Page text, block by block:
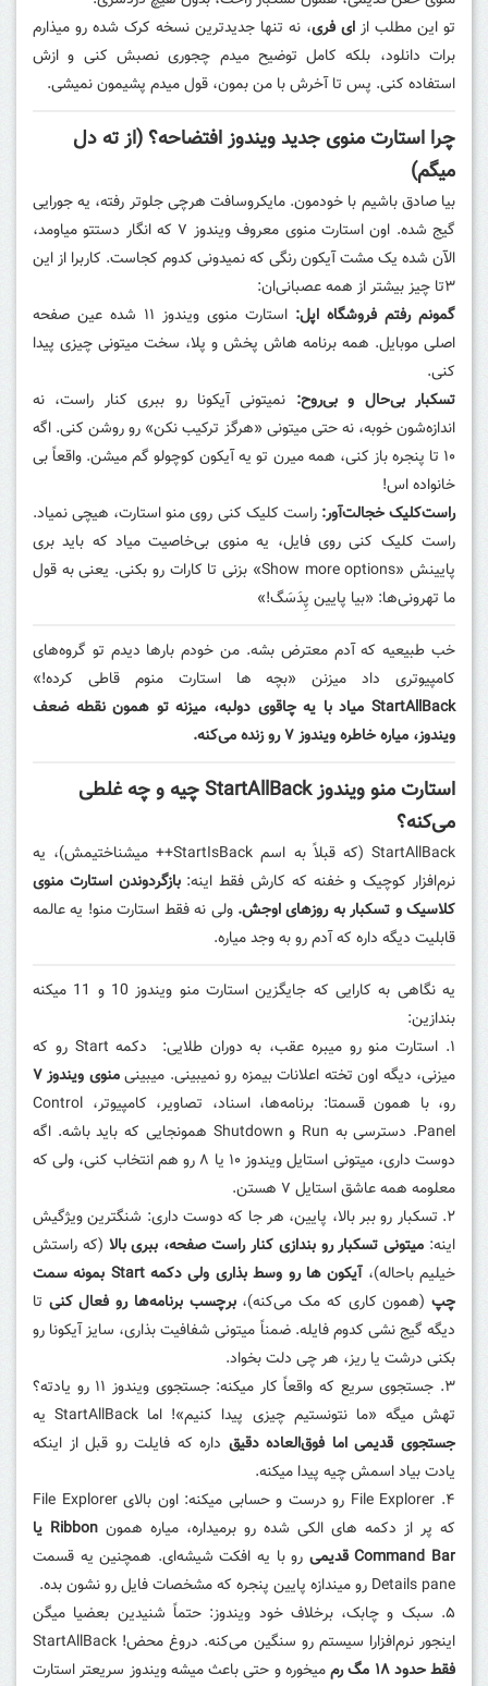
تو این مطلب از ای فری، نه تنها جدیدترین نسخه کرک شده رو میذارم
برات دانلود، بلکه کامل توضیح میدم چجوری نصبش کنی و ازش
استفاده کنی. پس تا آخرش با من بمون، قول میدم پشیمون نمیشی.
چرا استارت منوی جدید ویندوز افتضاحه؟ (از ته دل
میگم)
بیا صادق باشیم با خودمون. مایکروسافت هرچی جلوتر رفته، یه جورایی
گیج شده. اون استارت منوی معروف ویندوز ۷ که انگار دستتو میاومد،
الآن شده یک مشت آیکون رنگی که نمیدونی کدوم کجاست. کاربرا از این
۳تا چیز بیشتر از همه عصبانی‌ان:
گمونم رفتم فروشگاه اپل:
استارت منوی ویندوز ۱۱ شده عین صفحه
اصلی موبایل. همه برنامه هاش پخش و پلا، سخت میتونی چیزی پیدا
کنی.
تسکبار بی‌حال و بی‌روح: نمیتونی آیکونا رو ببری کنار راست، نه
اندازه‌شون خوبه، نه حتی میتونی «هرگز ترکیب نکن» رو روشن کنی. اگه
۱۰ تا پنجره باز کنی، همه میرن تو یه آیکون کوچولو گم میشن. واقعاً بی
خانواده اس!
راست‌کلیک خجالت‌آور: راست کلیک کنی روی منو استارت، هیچی نمیاد.
راست کلیک کنی روی فایل، یه منوی بی‌خاصیت میاد که باید بری
پایینش «Show more options» بزنی تا کارات رو بکنی. یعنی به قول
ما تهرونی‌ها: «بیا پایین پِدَسَگ!»
خب طبیعیه که آدم معترض بشه. من خودم بارها دیدم تو گروه‌های
کامپیوتری داد میزنن «بچه ها استارت منوم قاطی کرده!»
StartAllBack میاد با یه چاقوی دولبه، میزنه تو همون نقطه ضعف
ویندوز، میاره خاطره ویندوز ۷ رو زنده می‌کنه.
استارت منو ویندوز StartAllBack چیه و چه غلطی
می‌کنه؟
StartAllBack (که قبلاً به اسم StartIsBack++ میشناختیمش)، یه
نرم‌افزار کوچیک و خفنه که کارش فقط اینه:بازگردوندن استارت منوی
کلاسیک و تسکبار به روزهای اوجش. ولی نه فقط استارت منو! یه عالمه
قابلیت دیگه داره که آدم رو به وجد میاره.
یه نگاهی به کارایی که جایگزین استارت منو ویندوز 10 و 11 میکنه
بندازین:
۱. استارت منو رو میبره عقب، به دوران طلایی:
دکمه Start رو که
میزنی، دیگه اون تخته اعلانات بیمزه رو نمیبینی. میبینیمنوی ویندوز ۷
رو، با همون قسمتا: برنامه‌ها، اسناد، تصاویر، کامپیوتر، Control
Panel. دسترسی به
Run و Shutdown همونجایی که باید باشه. اگه
دوست داری، میتونی استایل ویندوز ۱۰ یا ۸ رو هم انتخاب کنی، ولی که
معلومه همه عاشق استایل ۷ هستن.
۲. تسکبار رو ببر بالا، پایین، هر جا که دوست داری:
شنگترین ویژگیش
اینه: میتونی تسکبار رو بندازی کنار راست صفحه، ببری بالا (که راستش
خیلیم باحاله)،
آیکون ها رو وسط بذاری ولی دکمه Start بمونه سمت
چپ(همون کاری که مک می‌کنه)،برچسب برنامه‌ها رو فعال کنی تا
دیگه گیج نشی کدوم فایله. ضمناً میتونی شفافیت بذاری، سایز آیکونا رو
بکنی درشت یا ریز، هر چی دلت بخواد.
۳. جستجوی سریع که واقعاً کار میکنه:
جستجوی ویندوز ۱۱ رو یادته؟
تهش میگه «ما نتونستیم چیزی پیدا کنیم»! اما StartAllBack یه
جستجوی قدیمی اما فوق‌العاده دقیق داره که فایلت رو قبل از اینکه
یادت بیاد اسمش چیه پیدا میکنه.
۴. File Explorer رو درست و حسابی میکنه:
اون بالای File Explorer
که پر از دکمه های الکی شده رو برمیداره، میاره همون
Ribbon یا
Command Bar قدیمی
رو با یه افکت شیشه‌ای. همچنین یه قسمت
Details pane رو میندازه پایین پنجره که مشخصات فایل رو نشون بده.
۵. سبک و چابک، برخلاف خود ویندوز:
حتماً شنیدین بعضیا میگن
اینجور نرم‌افزارا سیستم رو سنگین می‌کنه. دروغ محض! StartAllBack
فقط حدود ۱۸ مگ رم
میخوره و حتی باعث میشه ویندوز سریعتر استارت